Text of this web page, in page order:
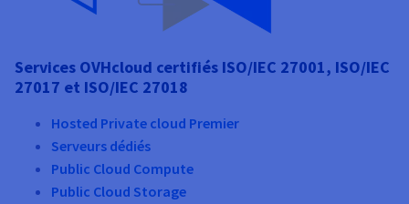
Services OVHcloud certifiés ISO/IEC 27001, ISO/IEC
27017 et ISO/IEC 27018
Hosted Private cloud Premier
Serveurs dédiés
Public Cloud Compute
Public Cloud Storage